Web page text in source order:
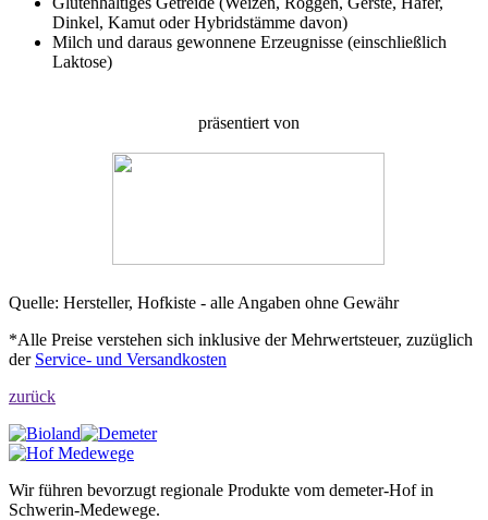
Dinkel, Kamut oder Hybridstämme davon)
Milch und daraus gewonnene Erzeugnisse (einschließlich
Laktose)
präsentiert von
Quelle: Hersteller, Hofkiste - alle Angaben ohne Gewähr
*Alle Preise verstehen sich inklusive der Mehrwertsteuer, zuzüglich
der Service- und Versandkosten
zurück
Wir führen bevorzugt regionale Produkte vom demeter-Hof in
Schwerin-Medewege.